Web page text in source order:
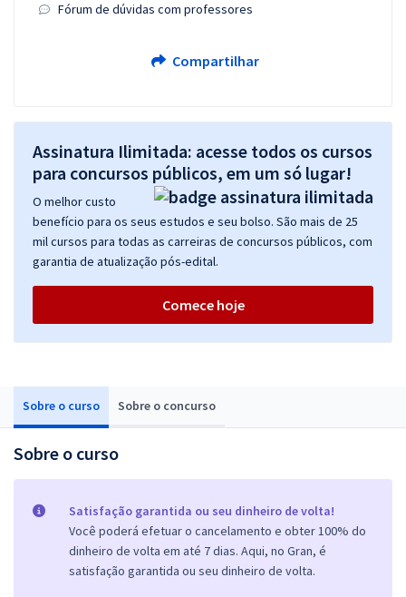
Sobre o curso Sobre o concurso
Sobre o curso
Satisfação garantida ou seu dinheiro de volta!
Você poderá efetuar o cancelamento e obter 100% do
dinheiro de volta em até 7 dias. Aqui, no Gran, é
satisfação garantida ou seu dinheiro de volta.
Fórum de dúvidas com professores
Compartilhar
Assinatura Ilimitada: acesse todos os cursos
para concursos públicos, em um só lugar!
O melhor custo
benefício para os seus estudos e seu bolso. São mais de 25
mil cursos para todas as carreiras de concursos públicos, com
garantia de atualização pós-edital.
Comece hoje